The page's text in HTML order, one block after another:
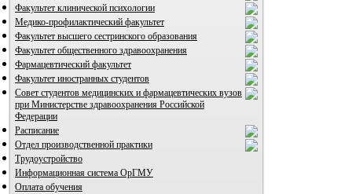
Факультет клинической психологии
Медико-профилактический факультет
Факультет высшего сестринского образования
Факультет общественного здравоохранения
Фармацевтический факультет
Факультет иностранных студентов
Совет студентов медицинских и фармацевтических вузов
при Министерстве здравоохранения Российской
Федерации
Расписание
Отдел производственной практики
Трудоустройство
Информационная система ОрГМУ
Оплата обучения